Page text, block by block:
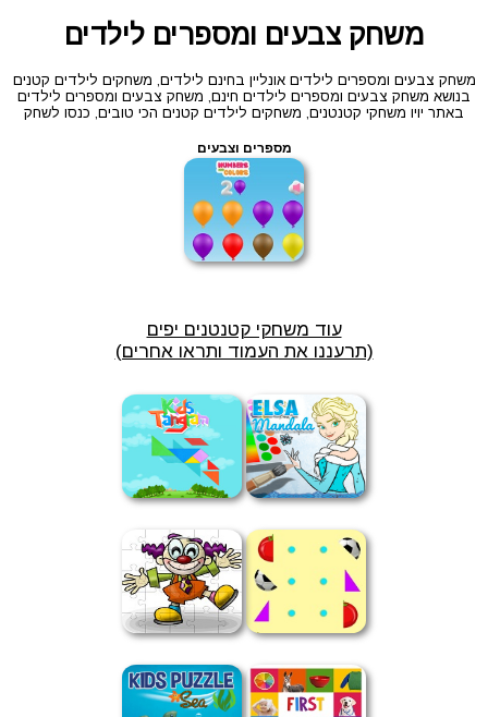
משחק צבעים ומספרים לילדים
משחק צבעים ומספרים לילדים אונליין בחינם לילדים, משחקים לילדים קטנים
בנושא משחק צבעים ומספרים לילדים חינם, משחק צבעים ומספרים לילדים
באתר יויו משחקי קטנטנים, משחקים לילדים קטנים הכי טובים, כנסו לשחק
מספרים וצבעים
עוד משחקי קטנטנים יפים
(תרעננו את העמוד ותראו אחרים)